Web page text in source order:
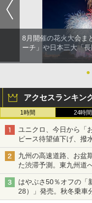
8月開催の花火大会ま
ーチ」や日本三大「
●
アクセスランキン
1時間 24時間
ユニクロ、今日から「
ピース待望値下げ、撥
九州の高速道路、お盆
た渋滞予測。東九州道
はやぶさ50％オフの「
28）」発売。秋冬乗車